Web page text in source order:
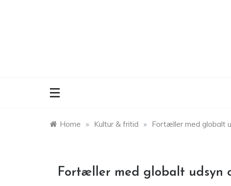
Home » Kultur & fritid » Fortæller med globalt
Fortæller med globalt